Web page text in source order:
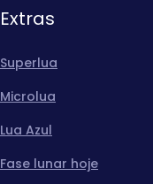
Extras
Superlua
Microlua
Lua Azul
Fase lunar hoje